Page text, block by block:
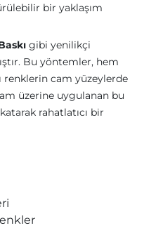
bir yaklaşım
gibi yenilikçi
Bu yöntemler, hem
renklerin cam yüzeylerde
üzerine uygulanan bu
rahatlatıcı bir